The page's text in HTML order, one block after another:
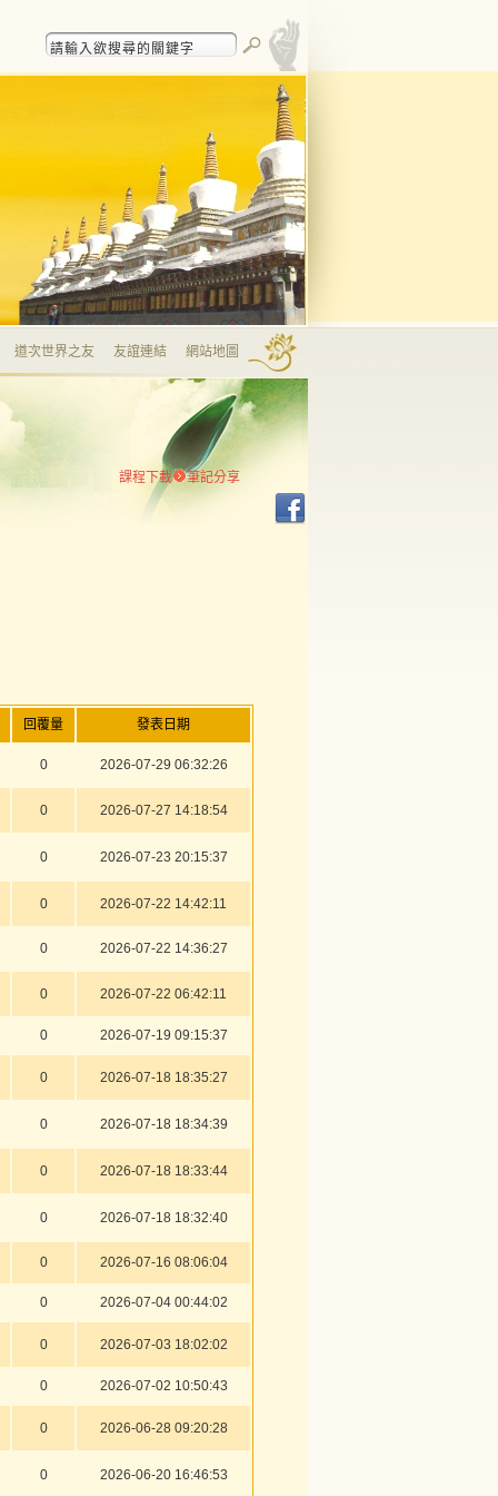
道次世界之友 友誼連結 網站地圖
課程下載 筆記分享
回覆量 發表日期
0 2026-07-29 06:32:26
0 2026-07-27 14:18:54
0 2026-07-23 20:15:37
0 2026-07-22 14:42:11
0 2026-07-22 14:36:27
0 2026-07-22 06:42:11
0 2026-07-19 09:15:37
0 2026-07-18 18:35:27
0 2026-07-18 18:34:39
0 2026-07-18 18:33:44
0 2026-07-18 18:32:40
0 2026-07-16 08:06:04
0 2026-07-04 00:44:02
0 2026-07-03 18:02:02
0 2026-07-02 10:50:43
0 2026-06-28 09:20:28
0 2026-06-20 16:46:53